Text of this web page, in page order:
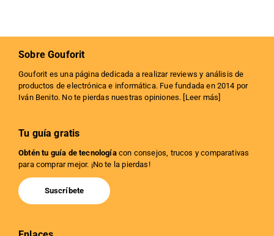
Sobre Gouforit
Gouforit es una página dedicada a realizar reviews y análisis de
productos de electrónica e informática. Fue fundada en 2014 por
Iván Benito. No te pierdas nuestras opiniones. [ Leer más
Tu guía gratis
Obtén tu guía de tecnologíacon consejos, trucos y comparativas
para comprar mejor. ¡No te la pierdas!
Suscríbete